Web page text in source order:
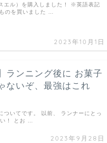
2023年10月1日
エル）を購入しました！ ※英語表記
のを買いました …
ランニング後に お菓子
ないぞ、最強はこれ
2023年9月28日
ついてです。 以前、 ランナーにとっ
！ とお …